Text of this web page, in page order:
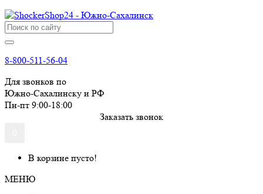
8-800-511-56-04
Для звонков по
Южно-Сахалинску и РФ
Пн-пт 9:00-18:00
Заказать звонок
В корзине пусто!
МЕНЮ